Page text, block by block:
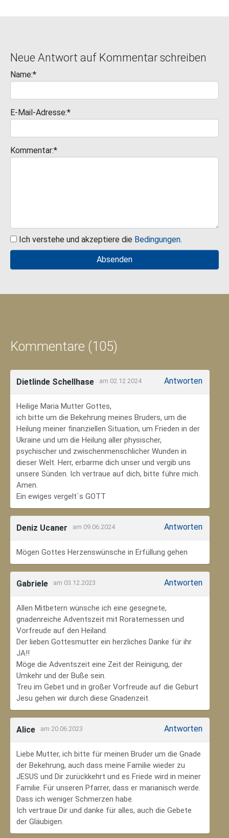
Neue Antwort auf Kommentar schreiben
Name:*
E-Mail-Adresse:*
Kommentar:*
Ich verstehe und akzeptiere die Bedingungen.
Kommentare (105)
Dietlinde Schellhase am 02.12.2024 Antworten
Heilige Maria Mutter Gottes,
ich bitte um die Bekehrung meines Bruders, um die
Heilung meiner finanziellen Situation, um Frieden in der
Ukraine und um die Heilung aller physischer,
psychischer und zwischenmenschlicher Wunden in
dieser Welt. Herr, erbarme dich unser und vergib uns
unsere Sünden. Ich vertraue auf dich, bitte führe mich.
Amen.
Ein ewiges vergelt`s GOTT
Deniz Ucaner am 09.06.2024 Antworten
Mögen Gottes Herzenswünsche in Erfüllung gehen
Gabriele am 03.12.2023 Antworten
Allen Mitbetern wünsche ich eine gesegnete,
gnadenreiche Adventszeit mit Roratemessen und
Vorfreude auf den Heiland.
Der lieben Gottesmutter ein herzliches Danke für ihr
JA!!
Möge die Adventszeit eine Zeit der Reinigung, der
Umkehr und der Buße sein.
Treu im Gebet und in großer Vorfreude auf die Geburt
Jesu gehen wir durch diese Gnadenzeit.
Alice am 20.06.2023 Antworten
Liebe Mutter, ich bitte für meinen Bruder um die Gnade
der Bekehrung, auch dass meine Familie wieder zu
JESUS und Dir zurückkehrt und es Friede wird in meiner
Familie. Für unseren Pfarrer, dass er marianisch werde.
Dass ich weniger Schmerzen habe.
Ich vertraue Dir und danke für alles, auch die Gebete
der Gläubigen.